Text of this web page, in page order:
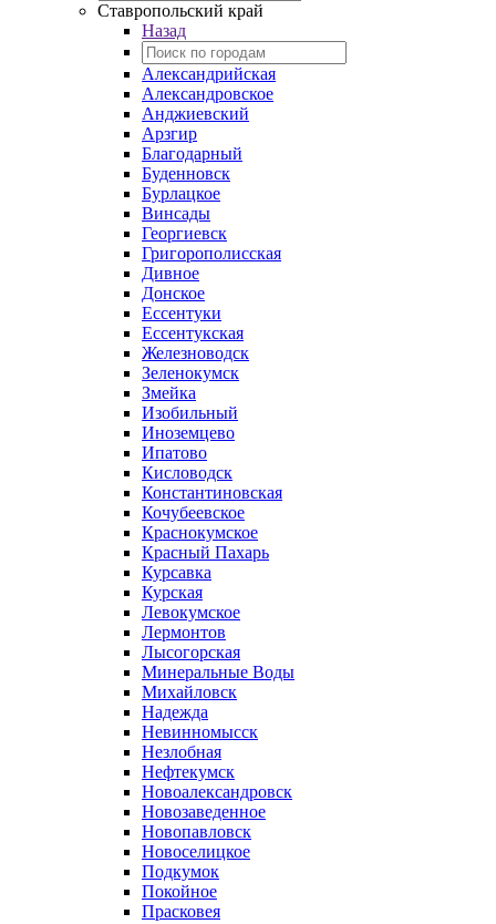
Ставропольский край
Назад
Александрийская
Александровское
Анджиевский
Арзгир
Благодарный
Буденновск
Бурлацкое
Винсады
Георгиевск
Григорополисская
Дивное
Донское
Ессентуки
Ессентукская
Железноводск
Зеленокумск
Змейка
Изобильный
Иноземцево
Ипатово
Кисловодск
Константиновская
Кочубеевское
Краснокумское
Красный Пахарь
Курсавка
Курская
Левокумское
Лермонтов
Лысогорская
Минеральные Воды
Михайловск
Надежда
Невинномысск
Незлобная
Нефтекумск
Новоалександровск
Новозаведенное
Новопавловск
Новоселицкое
Подкумок
Покойное
Прасковея